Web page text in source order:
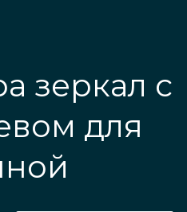
зеркал с
для